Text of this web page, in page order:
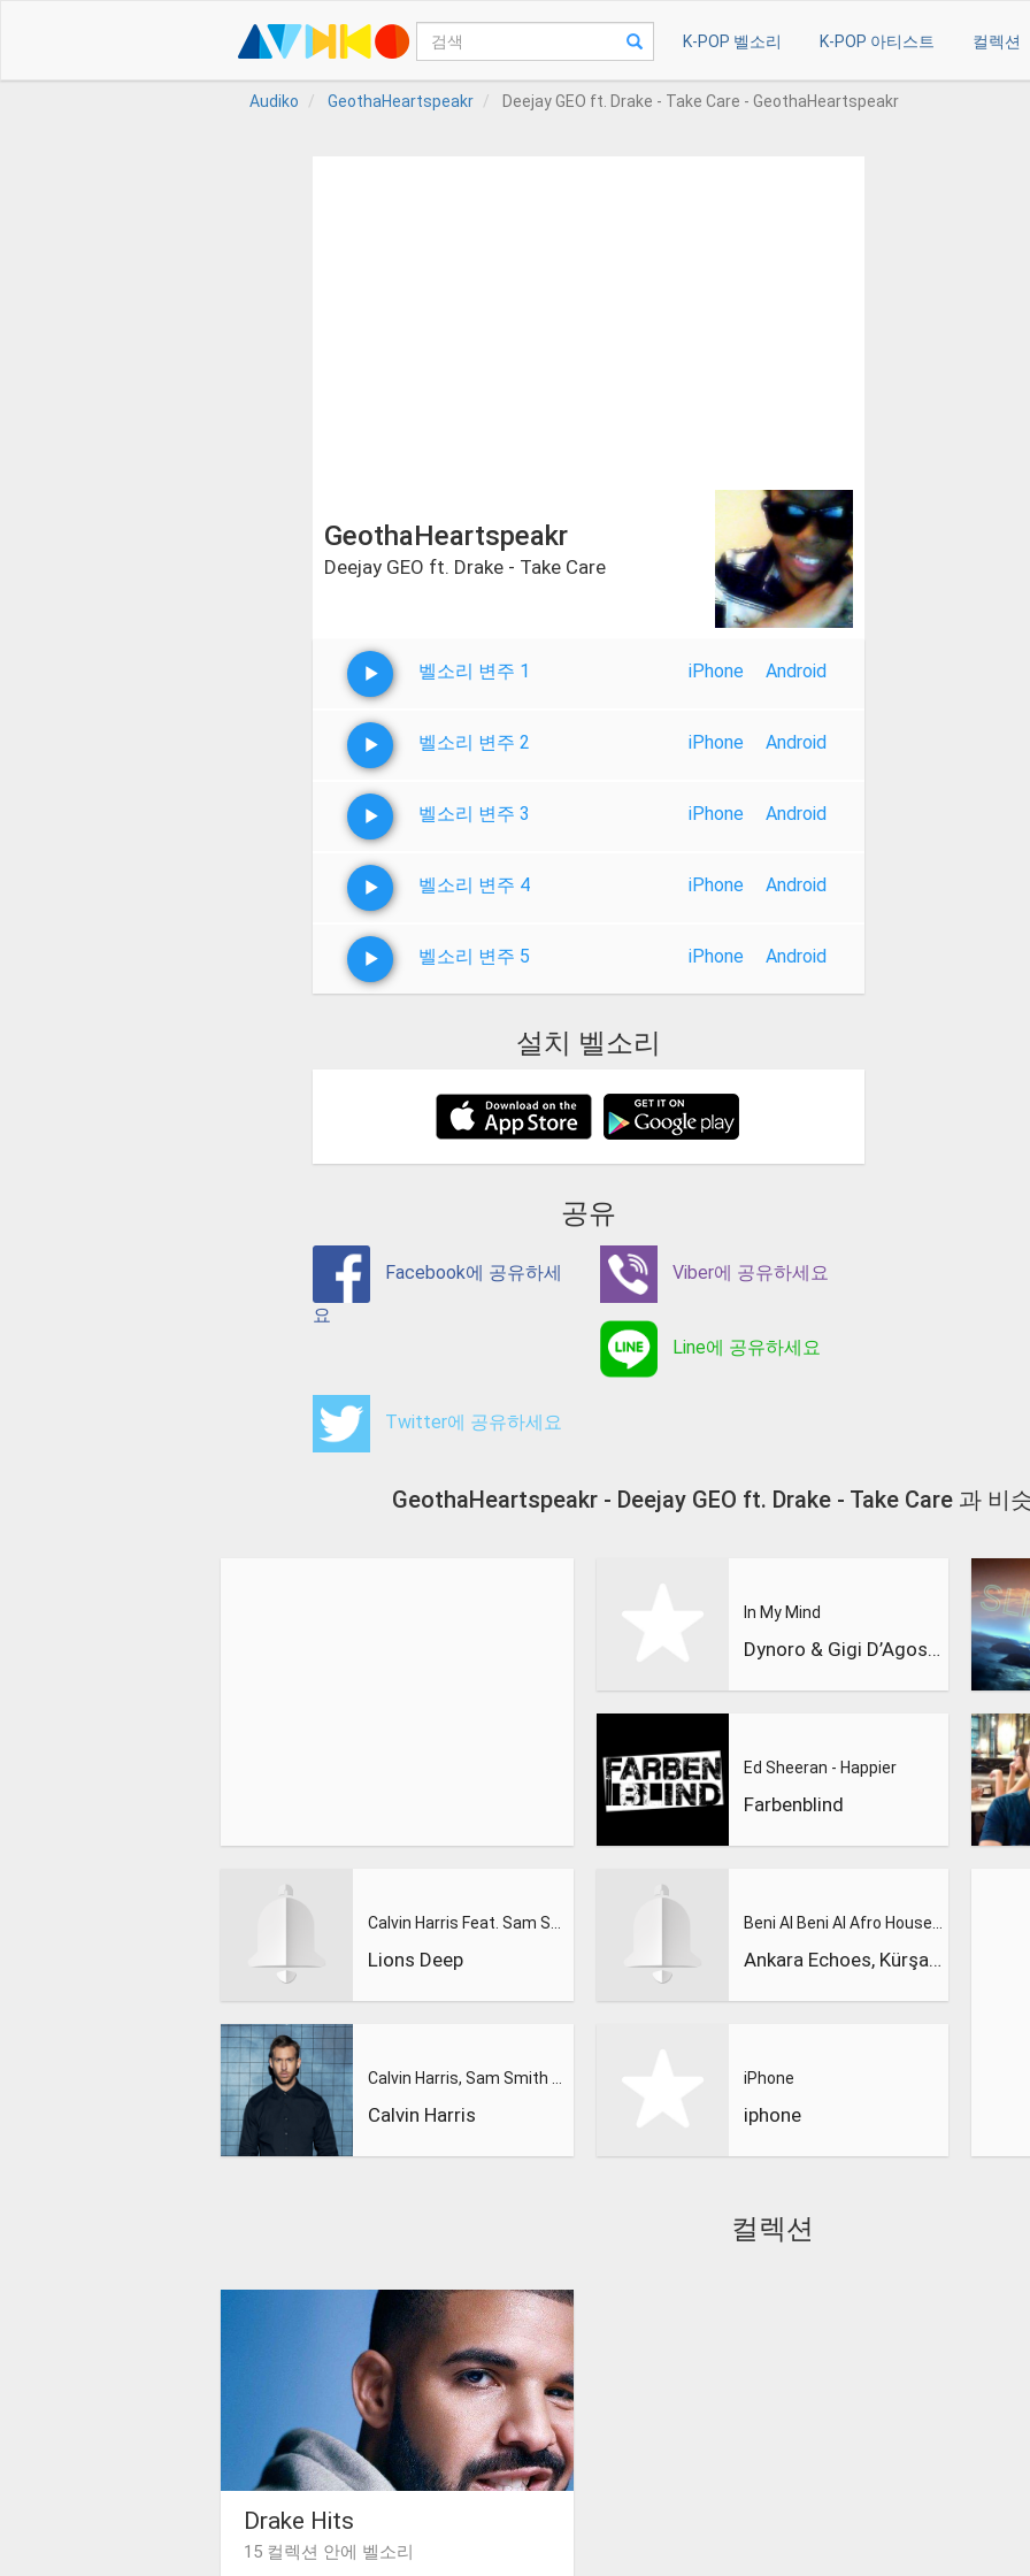
K-POP 벨소리 K-POP 아티스트 컬렉션
Audiko GeothaHeartspeakr Deejay GEO ft. Drake - Take Care - GeothaHeartspeakr
GeothaHeartspeakr
Deejay GEO ft. Drake - Take Care
벨소리 변주 1 iPhone Android
벨소리 변주 2 iPhone Android
벨소리 변주 3 iPhone Android
벨소리 변주 4 iPhone Android
벨소리 변주 5 iPhone Android
설치 벨소리
공유
Facebook에 공유하세
요
Viber에 공유하세요
Line에 공유하세요
Twitter에 공유하세요
GeothaHeartspeakr - Deejay GEO ft. Drake - Take Care 과 비
Lions Deep
Calvin Harris
In My Mind
Dynoro & Gigi D’Agostino
Ed Sheeran - Happier
Farbenblind
Ankara Echoes, Kürşad Kahraman
iPhone
iphone
컬렉션
Drake Hits
15 컬렉션 안에 벨소리